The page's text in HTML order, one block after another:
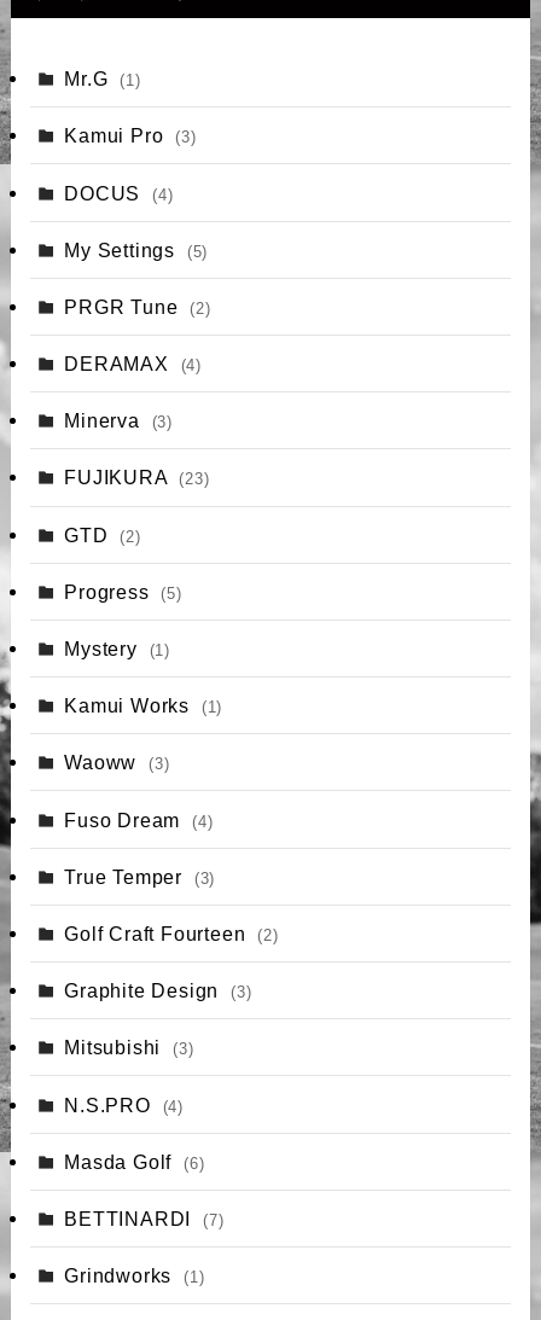
Mr.G (1)
Kamui Pro (3)
DOCUS (4)
My Settings (5)
PRGR Tune (2)
DERAMAX (4)
Minerva (3)
FUJIKURA (23)
GTD (2)
Progress (5)
Mystery (1)
Kamui Works (1)
Waoww (3)
Fuso Dream (4)
True Temper (3)
Golf Craft Fourteen (2)
Graphite Design (3)
Mitsubishi (3)
N.S.PRO (4)
Masda Golf (6)
BETTINARDI (7)
Grindworks (1)